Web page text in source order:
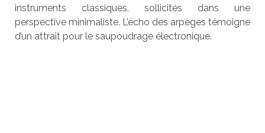
instruments classiques, sollicités dans une
perspective minimaliste. L’écho des arpèges témoigne
d’un attrait pour le saupoudrage électronique.